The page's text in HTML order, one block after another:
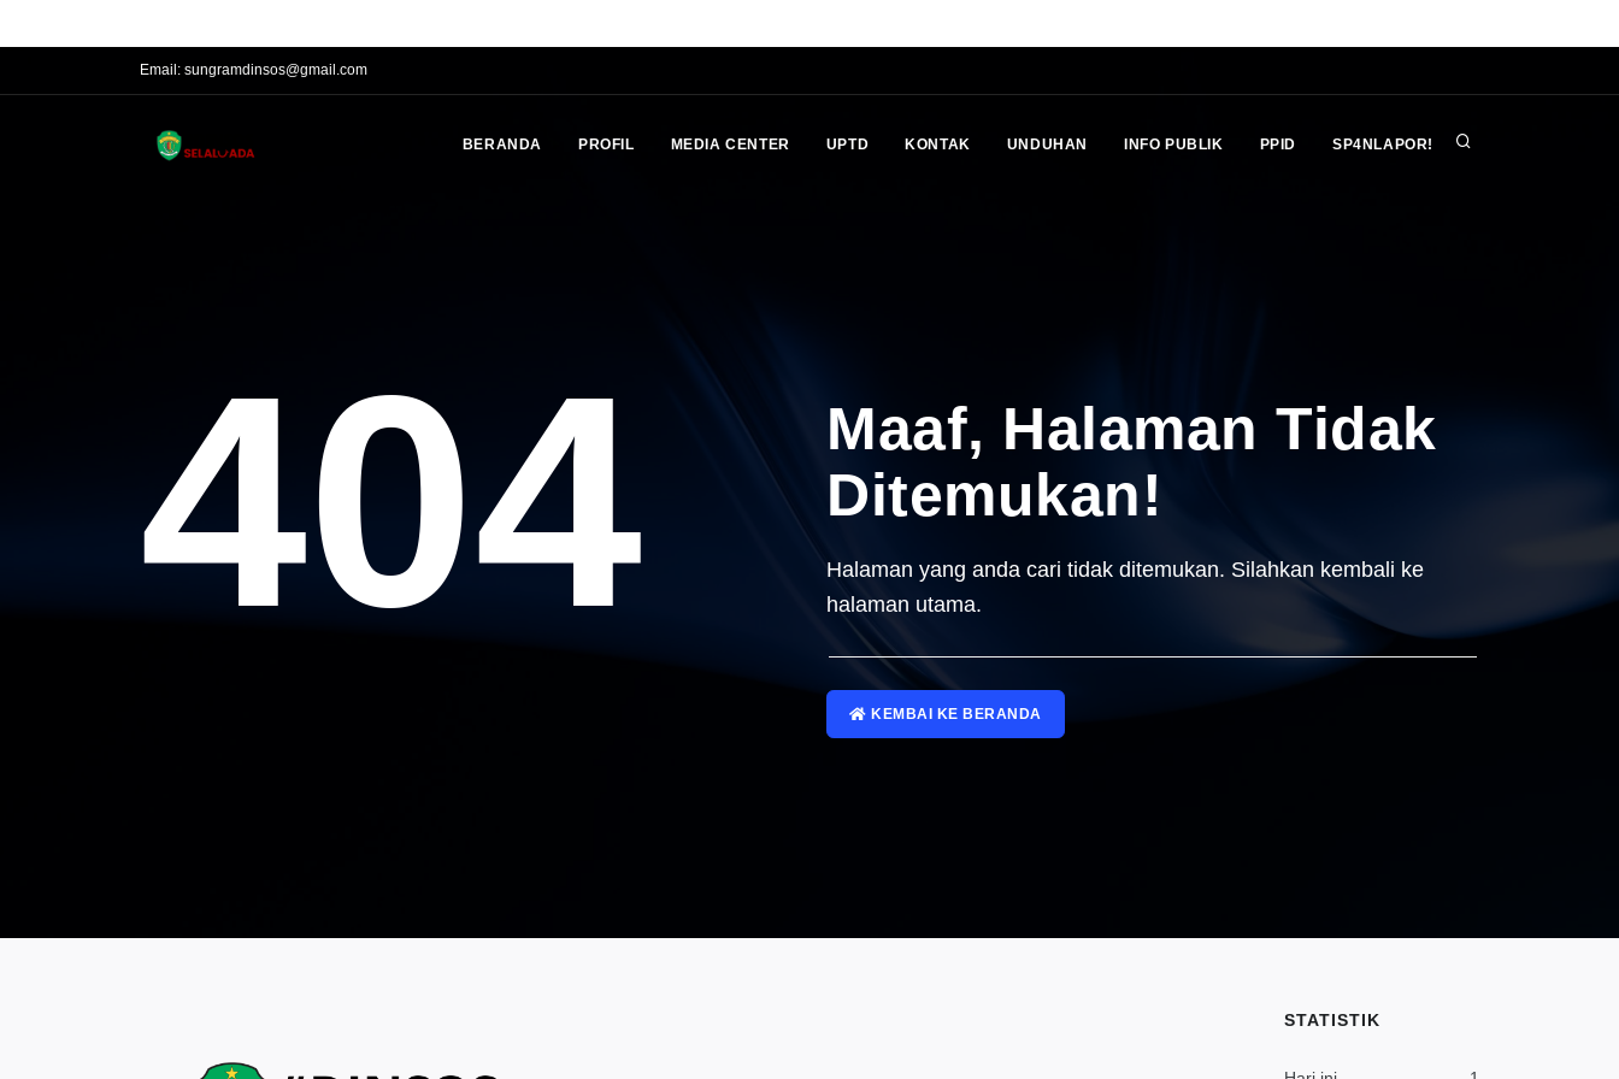
Email: sungramdinsos@gmail.com
BERANDA PROFIL MEDIA CENTER UPTD KONTAK UNDUHAN INFO PUBLIK PPID SP4NLAPOR!
404
Maaf, Halaman Tidak
Ditemukan!
Halaman yang anda cari tidak ditemukan. Silahkan kembali ke
halaman utama.
KEMBAI KE BERANDA
STATISTIK